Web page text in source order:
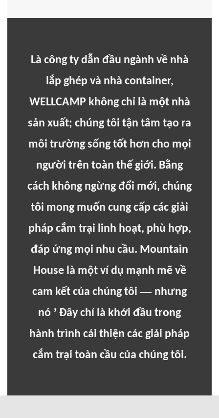
Là công ty dẫn đầu ngành về nhà
lắp ghép và nhà container,
WELLCAMP không chỉ là một nhà
sản xuất; chúng tôi tận tâm tạo ra
môi trường sống tốt hơn cho mọi
người trên toàn thế giới. Bằng
cách không ngừng đổi mới, chúng
tôi mong muốn cung cấp các giải
pháp cắm trại linh hoạt, phù hợp,
đáp ứng mọi nhu cầu. Mountain
House là một ví dụ mạnh mẽ về
cam kết của chúng tôi— nhưng
nó ’ Đây chỉ là khởi đầu trong
hành trình cải thiện các giải pháp
cắm trại toàn cầu của chúng tôi.